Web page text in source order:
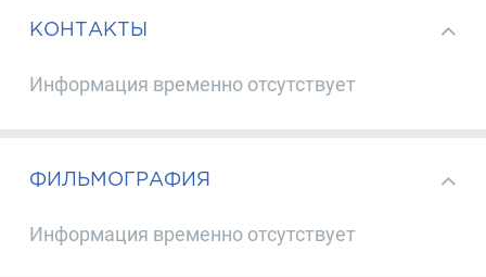
КОНТАКТЫ
Информация временно отсутствует
ФИЛЬМОГРАФИЯ
Информация временно отсутствует